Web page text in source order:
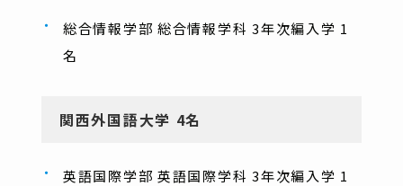
総合情報学部 総合情報学科 3年次編入学 1
名
関西外国語大学 4名
英語国際学部 英語国際学科 3年次編入学 1